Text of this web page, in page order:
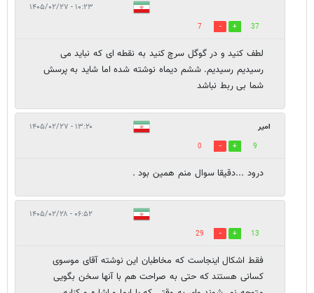
۱۰:۲۳ - ۱۴۰۵/۰۲/۲۷
37
7
لطف کنید و در گوگل سرچ کنید به نقطه ای که نباید می
رسیدیم رسیدیم. ششم دیماه نوشته شده اما شاید به پرسش
شما بی ربط نباشد
امیر ۱۳:۲۰ - ۱۴۰۵/۰۲/۲۷
9
0
درود ...دقیقا سوال منم همین بود .
۰۶:۵۲ - ۱۴۰۵/۰۲/۲۸
13
29
فقط اشکال اینجاست که مخاطبان این نوشته آقای موسوی
کسانی هستند که حتی به صراحت هم با آنها سخن بگویی